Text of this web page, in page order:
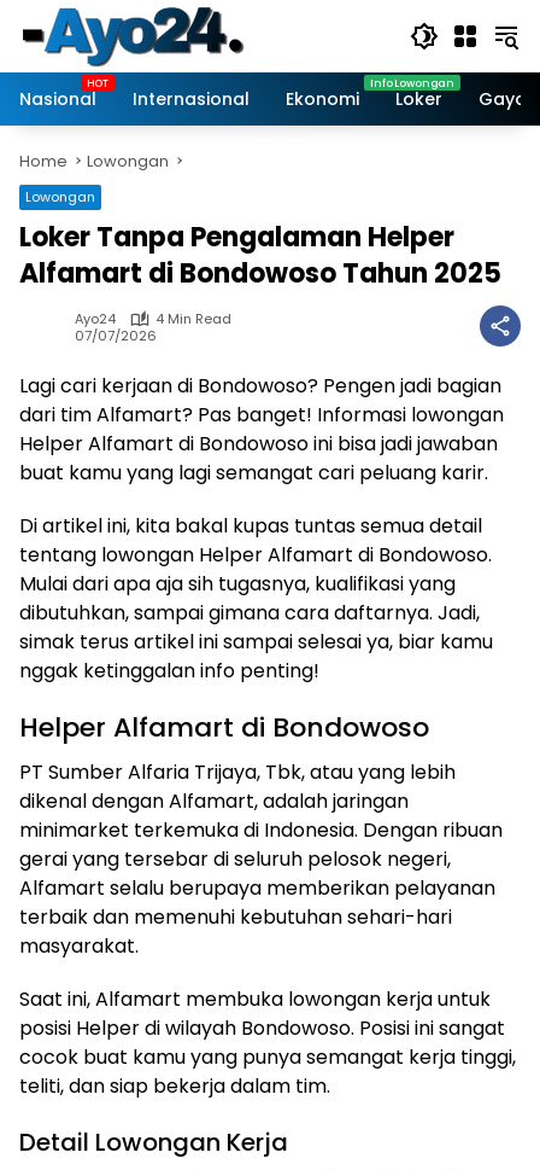
content
Nasional
Internasional Ekonomi Loker Gaya
Home Lowongan
Lowongan
Loker Tanpa Pengalaman Helper
Alfamart di Bondowoso Tahun 2025
Ayo24
4 Min Read
07/07/2026
Lagi cari kerjaan di Bondowoso? Pengen jadi bagian
dari tim Alfamart? Pas banget! Informasi lowongan
Helper Alfamart di Bondowoso ini bisa jadi jawaban
buat kamu yang lagi semangat cari peluang karir.
Di artikel ini, kita bakal kupas tuntas semua detail
tentang lowongan Helper Alfamart di Bondowoso.
Mulai dari apa aja sih tugasnya, kualifikasi yang
dibutuhkan, sampai gimana cara daftarnya. Jadi,
simak terus artikel ini sampai selesai ya, biar kamu
nggak ketinggalan info penting!
Helper Alfamart di Bondowoso
PT Sumber Alfaria Trijaya, Tbk, atau yang lebih
dikenal dengan Alfamart, adalah jaringan
minimarket terkemuka di Indonesia. Dengan ribuan
gerai yang tersebar di seluruh pelosok negeri,
Alfamart selalu berupaya memberikan pelayanan
terbaik dan memenuhi kebutuhan sehari-hari
masyarakat.
Saat ini, Alfamart membuka lowongan kerja untuk
posisi Helper di wilayah Bondowoso. Posisi ini sangat
cocok buat kamu yang punya semangat kerja tinggi,
teliti, dan siap bekerja dalam tim.
Detail Lowongan Kerja